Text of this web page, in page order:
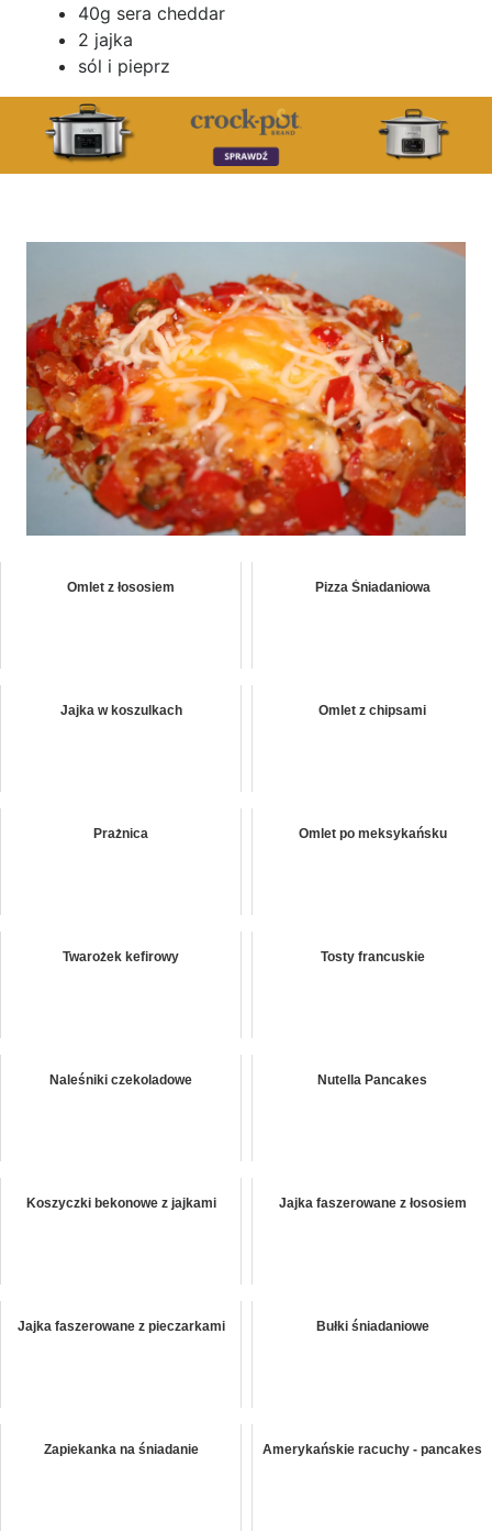
40g sera cheddar
2 jajka
sól i pieprz
Omlet z łososiem Pizza Śniadaniowa
Jajka w koszulkach Omlet z chipsami
Prażnica Omlet po meksykańsku
Twarożek kefirowy Tosty francuskie
Naleśniki czekoladowe Nutella Pancakes
Koszyczki bekonowe z jajkami Jajka faszerowane z łososiem
Jajka faszerowane z pieczarkami Bułki śniadaniowe
Zapiekanka na śniadanie Amerykańskie racuchy - pancakes